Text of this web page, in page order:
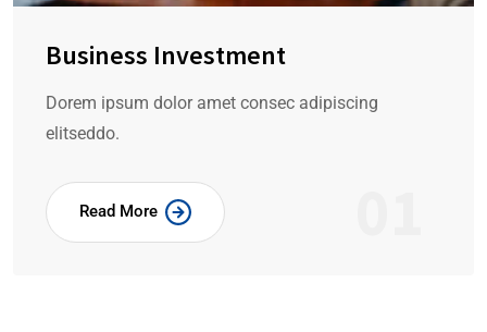
Business Investment
Dorem ipsum dolor amet consec adipiscing
elitseddo.
Read More